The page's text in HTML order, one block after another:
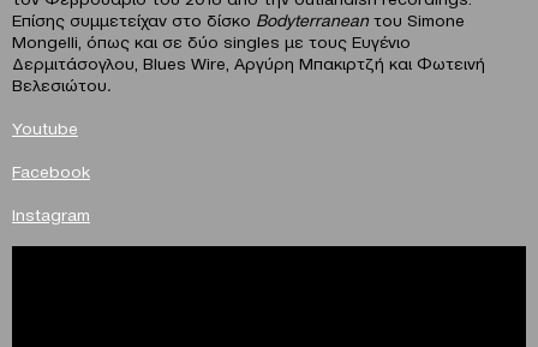
Επίσης συμμετείχαν στο δίσκο Bodyterranean του Simone
Mongelli, όπως και σε δύο singles με τους Ευγένιο
Δερμιτάσογλου, Blues Wire, Αργύρη Μπακιρτζή και Φωτεινή
Βελεσιώτου.
Youtube
Facebook
Instagram